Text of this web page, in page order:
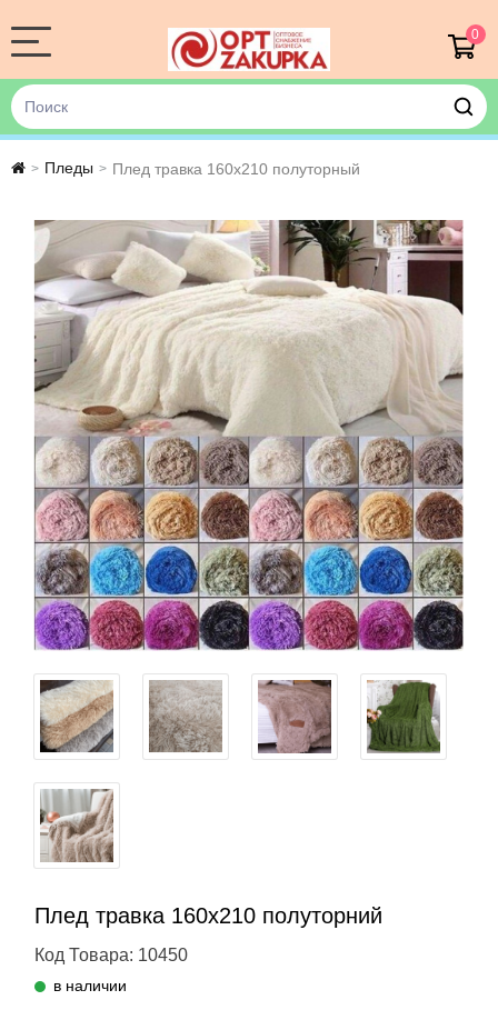
0
> Пледы > Плед травка 160х210 полуторный
Плед травка 160х210 полуторний
Код Товара: 10450
в наличии